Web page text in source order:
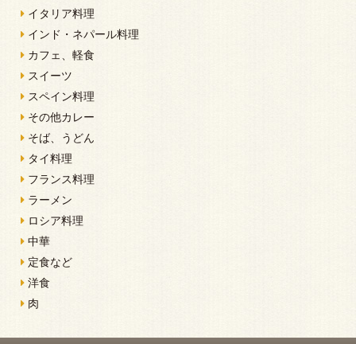
イタリア料理
インド・ネパール料理
カフェ、軽食
スイーツ
スペイン料理
その他カレー
そば、うどん
タイ料理
フランス料理
ラーメン
ロシア料理
中華
定食など
洋食
肉